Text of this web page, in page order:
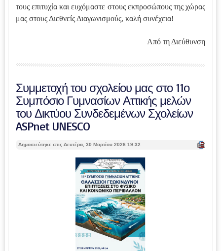
τους επιτυχία και ευχόμαστε στους εκπροσώπους της χώρας
μας στους Διεθνείς Διαγωνισμούς, καλή συνέχεια!
Από τη Διεύθυνση
Συμμετοχή του σχολείου μας στο 11ο
Συμπόσιο Γυμνασίων Αττικής μελών
του Δικτύου Συνδεδεμένων Σχολείων
ASPnet UNESCO
| Ε
Δημοσιεύτηκε στις Δευτέρα, 30 Μαρτίου 2026 19:32